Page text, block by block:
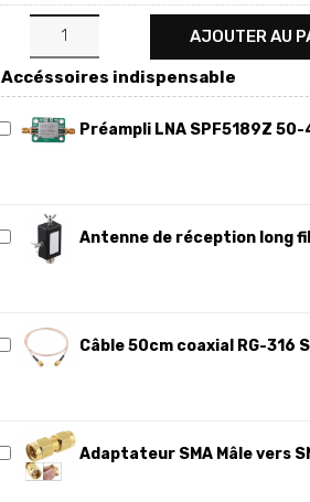
AJOUTER AU
Accéssoires indispensable
Préampli LNA SPF5189Z
Antenne de réception long
Câble 50cm coaxial RG-316
Adaptateur SMA Mâle vers